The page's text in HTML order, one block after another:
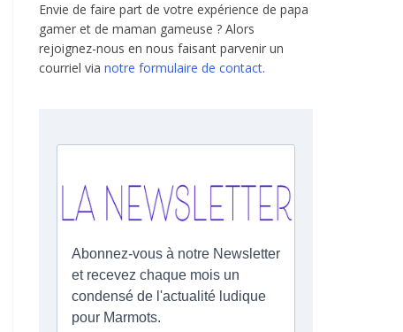
Envie de faire part de votre expérience de papa
gamer et de maman gameuse ? Alors
rejoignez-nous en nous faisant parvenir un
courriel via notre formulaire de contact.